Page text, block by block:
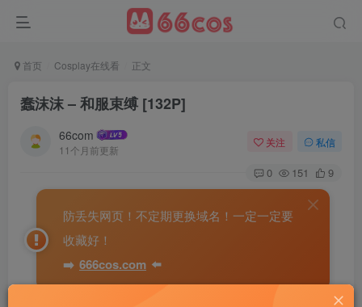
首页 Cosplay在线看 正文
蠢沫沫 – 和服束缚 [132P]
66com
11个月前更新
关注 私信
0 151 9
防丢失网页！不定期更换域名！一定一定要
收藏好！
➡️ 666cos.com ⬅️